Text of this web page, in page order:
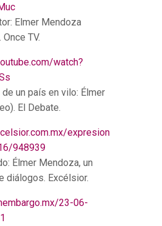
Elmer Mendoza
TV.
watch?
un país en vilo: Élmer
El Debate.
expresion
948939
Élmer Mendoza, un
diálogos. Excélsior.
23-06-